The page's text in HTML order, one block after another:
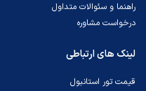
راهنما و سئوالات متداول
درخواست مشاوره
لینک های ارتباطی
قیمت تور استانبول